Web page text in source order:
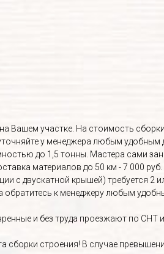
Вашем участке. На стоимость
у менеджера любым удобным
до 1,5 тонны. Мастера сами
материалов до 50 км - 7 000 руб.
с двускатной крышей) требуется 2
обратитесь к менеджеру любым
и без труда проезжают по СНТ
сборки строения! В случае